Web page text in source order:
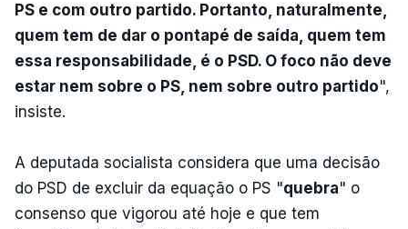
PS e com outro partido. Portanto, naturalmente,
quem tem de dar o pontapé de saída, quem tem
essa responsabilidade, é o PSD. O foco não deve
estar nem sobre o PS, nem sobre outro partido",
insiste.
A deputada socialista considera que uma decisão
do PSD de excluir da equação o PS "quebra" o
consenso que vigorou até hoje e que tem